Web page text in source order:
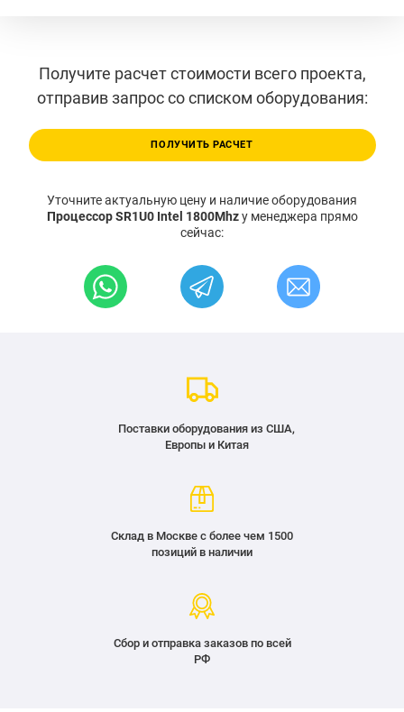
Получите расчет стоимости всего проекта,
отправив запрос со списком оборудования:
ПОЛУЧИТЬ РАСЧЕТ
Уточните актуальную цену и наличие оборудования
Процессор SR1U0 Intel 1800Mhzу менеджера прямо
сейчас:
Поставки оборудования из США,
Европы и Китая
Склад в Москве с более чем 1500
позиций в наличии
Сбор и отправка заказов по всей
РФ